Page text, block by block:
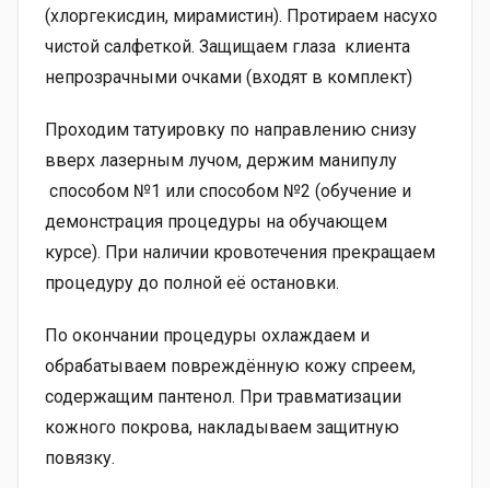
(хлоргекисдин, мирамистин). Протираем насухо
чистой салфеткой. Защищаем глаза клиента
непрозрачными очками (входят в комплект)
Проходим татуировку по направлению снизу
вверх лазерным лучом, держим манипулу
способом №1 или способом №2 (обучение и
демонстрация процедуры на обучающем
курсе). При наличии кровотечения прекращаем
процедуру до полной её остановки.
По окончании процедуры охлаждаем и
обрабатываем повреждённую кожу спреем,
содержащим пантенол. При травматизации
кожного покрова, накладываем защитную
повязку.